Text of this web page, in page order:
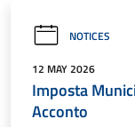
NOTICES
12 MAY 2026
Imposta
Acconto